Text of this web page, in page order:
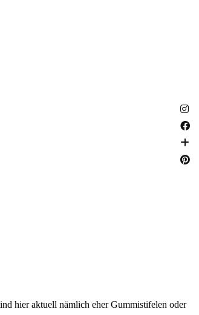
hier aktuell nämlich eher Gummistifelen oder